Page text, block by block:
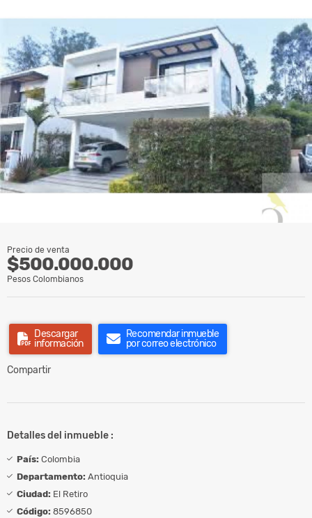
Precio de venta
$500.000.000
Pesos Colombianos
Descargar
información
Recomendar inmueble
por correo electrónico
Compartir
Detalles del inmueble :
País: Colombia
Departamento: Antioquia
Ciudad: El Retiro
Código: 8596850